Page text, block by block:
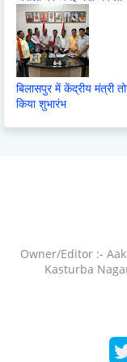
बिलासपुर में केंद्रीय मंत्री
किया शुभारंभ
Owner/Editor :-
Kasturba